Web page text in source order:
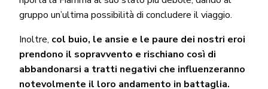
gruppo un’ultima possibilità di concludere il viaggio.
Inoltre, col buio, le ansie e le paure dei nostri eroi
prendono il sopravvento e rischiano così di
abbandonarsi a tratti negativi che influenzeranno
notevolmente il loro andamento in battaglia.